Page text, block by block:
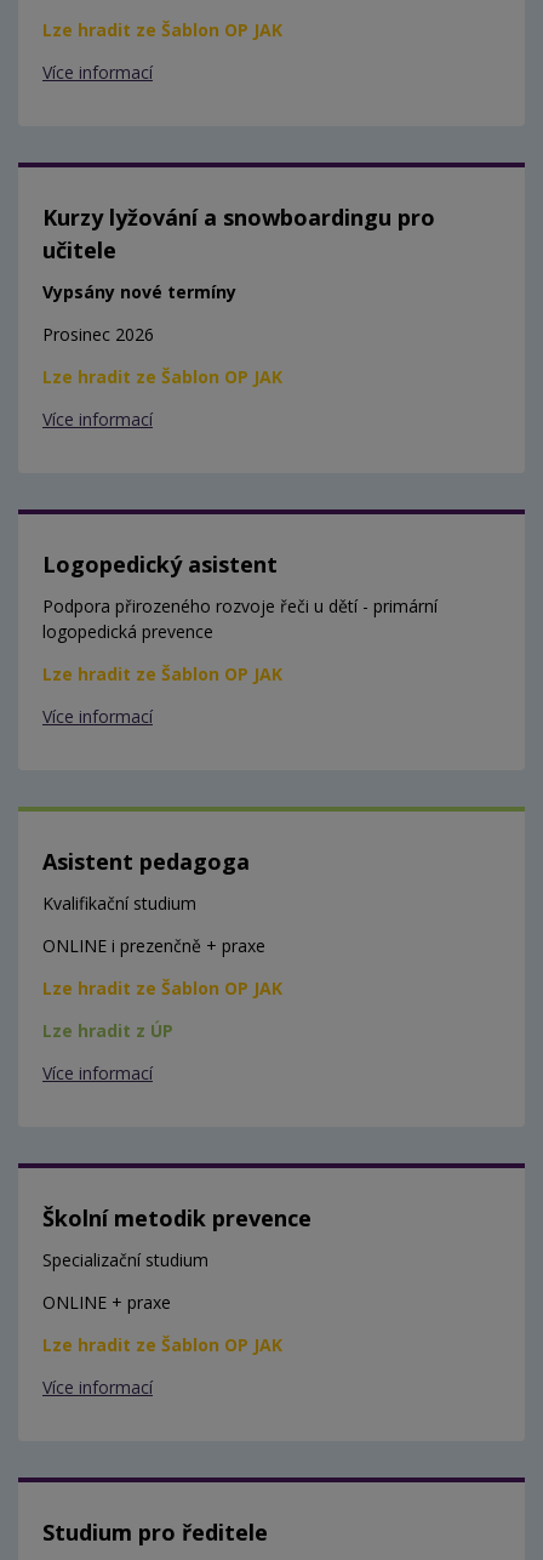
Lze hradit ze Šablon OP JAK
Více informací
Kurzy lyžování a snowboardingu pro
učitele
Vypsány nové termíny
Prosinec 2026
Lze hradit ze Šablon OP JAK
Více informací
Logopedický asistent
Podpora přirozeného rozvoje řeči u dětí - primární
logopedická prevence
Lze hradit ze Šablon OP JAK
Více informací
Asistent pedagoga
Kvalifikační studium
ONLINE i prezenčně + praxe
Lze hradit ze Šablon OP JAK
Lze hradit z ÚP
Více informací
Školní metodik prevence
Specializační studium
ONLINE + praxe
Lze hradit ze Šablon OP JAK
Více informací
Studium pro ředitele